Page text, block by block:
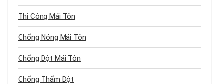
Thi Công Mái Tôn
Chống Nóng Mái Tôn
Chống Dột Mái Tôn
Chống Thấm Dột